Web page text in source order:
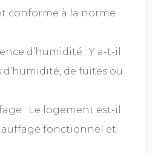
conforme à la norme
d’humidité : Y a-t-il
de fuites ou
: Le logement est-il
fonctionnel et